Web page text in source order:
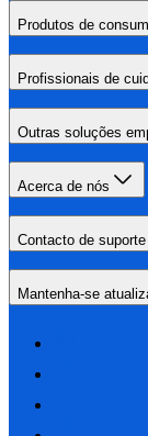
Produtos de
Profissionais de
Outras soluções
Acerca de nós
Contacto de suporte
Mantenha-se